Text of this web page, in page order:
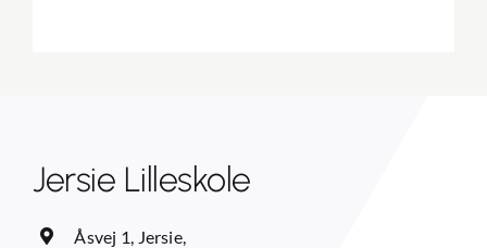
Jersie Lilleskole
Åsvej 1, Jersie,